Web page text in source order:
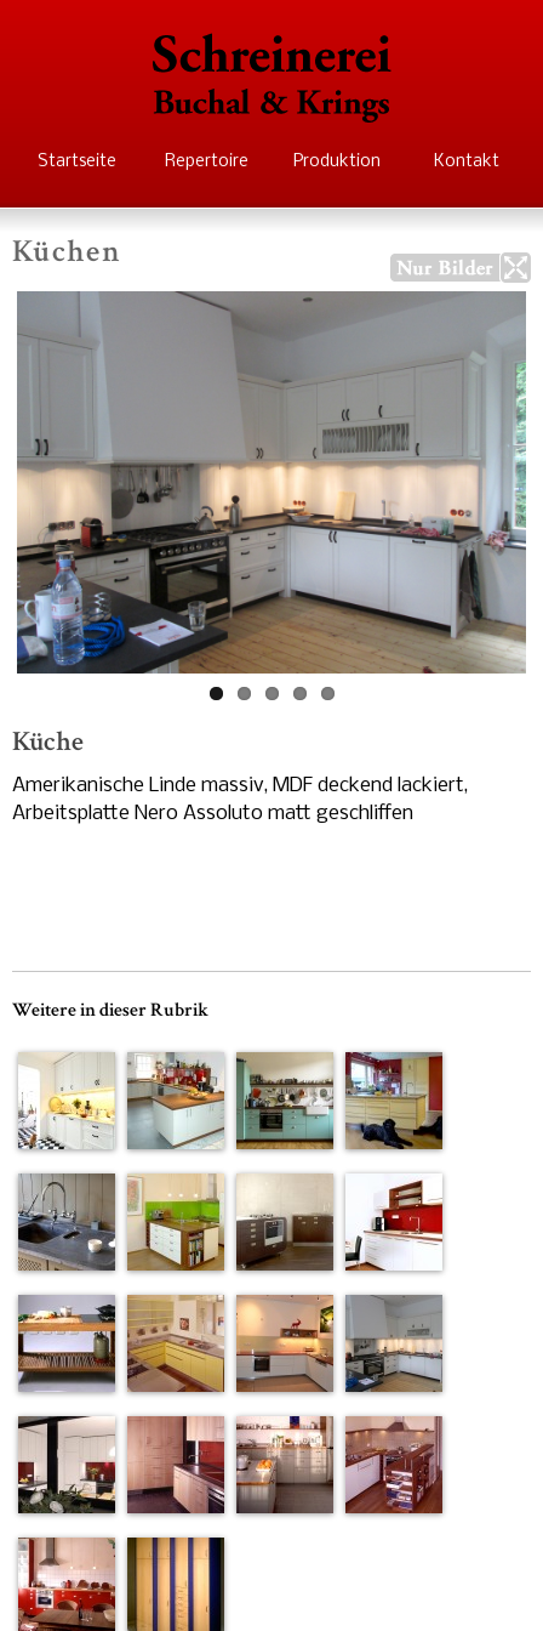
zum
Inhalt
Schreinerei Buchal
Krings
Startseite Repertoire Produktion Kontakt
Küchen
Küche
Amerikanische Linde massiv, MDF deckend lackiert,
Arbeitsplatte Nero Assoluto matt geschliffen
Weitere in dieser Rubrik